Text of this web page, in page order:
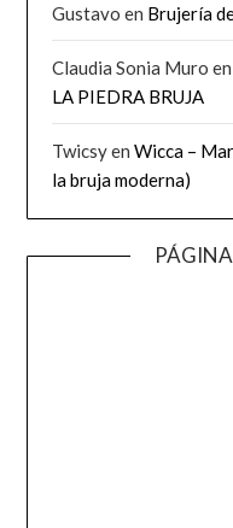
Gustavo en Brujería
Claudia Sonia Muro
LA PIEDRA BRUJA
TwicsyenWicca –
la bruja moderna)